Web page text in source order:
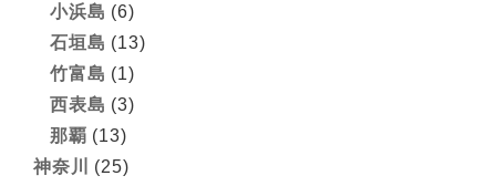
小浜島 (6)
石垣島 (13)
竹富島 (1)
西表島 (3)
那覇 (13)
神奈川
(25)